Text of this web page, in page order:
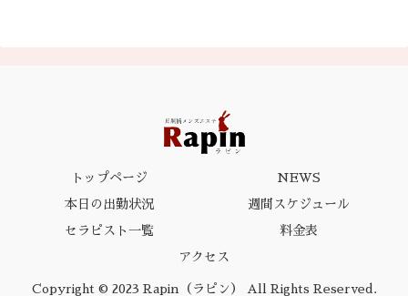
トップページ NEWS
本日の出勤状況 週間スケジュール
セラピスト一覧 料金表
アクセス
Copyright © 2023 Rapin（ラピン） All Rights Reserved.